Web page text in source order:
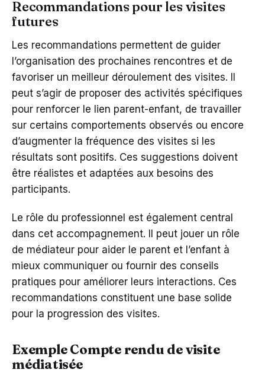
Recommandations pour les visites
futures
Les recommandations permettent de guider
l’organisation des prochaines rencontres et de
favoriser un meilleur déroulement des visites. Il
peut s’agir de proposer des activités spécifiques
pour renforcer le lien parent-enfant, de travailler
sur certains comportements observés ou encore
d’augmenter la fréquence des visites si les
résultats sont positifs. Ces suggestions doivent
être réalistes et adaptées aux besoins des
participants.
Le rôle du professionnel est également central
dans cet accompagnement. Il peut jouer un rôle
de médiateur pour aider le parent et l’enfant à
mieux communiquer ou fournir des conseils
pratiques pour améliorer leurs interactions. Ces
recommandations constituent une base solide
pour la progression des visites.
Exemple Compte rendu de visite
médiatisée